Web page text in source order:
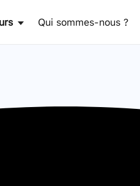
Qui sommes-nous ?